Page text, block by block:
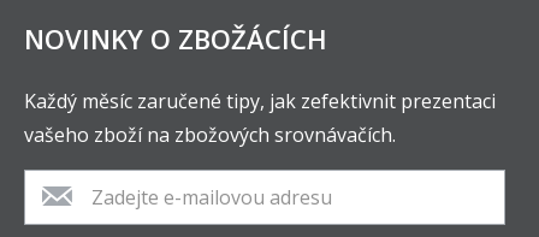
NOVINKY O ZBOŽÁCÍCH
Každý měsíc zaručené tipy, jak zefektivnit prezentaci
vašeho zboží na zbožových srovnávačích.